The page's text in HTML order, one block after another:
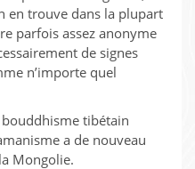
en trouve dans la plupart
parfois assez anonyme
de signes
n’importe quel
tibétain
a de nouveau
Mongolie.